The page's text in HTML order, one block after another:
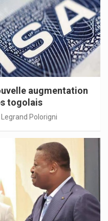
augmentation
togolais
Polorigni